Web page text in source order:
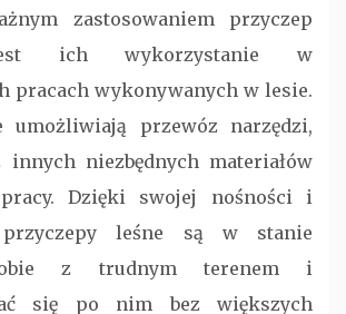
zastosowaniem przyczep
ich wykorzystanie w
pracach wykonywanych w lesie.
umożliwiają przewóz narzędzi,
innych niezbędnych materiałów
Dzięki swojej nośności i
przyczepy leśne są w stanie
z trudnym terenem i
się po nim bez większych